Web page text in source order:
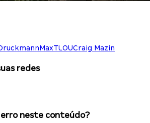
MaxTLOUCraig Mazin
redes
neste conteúdo?